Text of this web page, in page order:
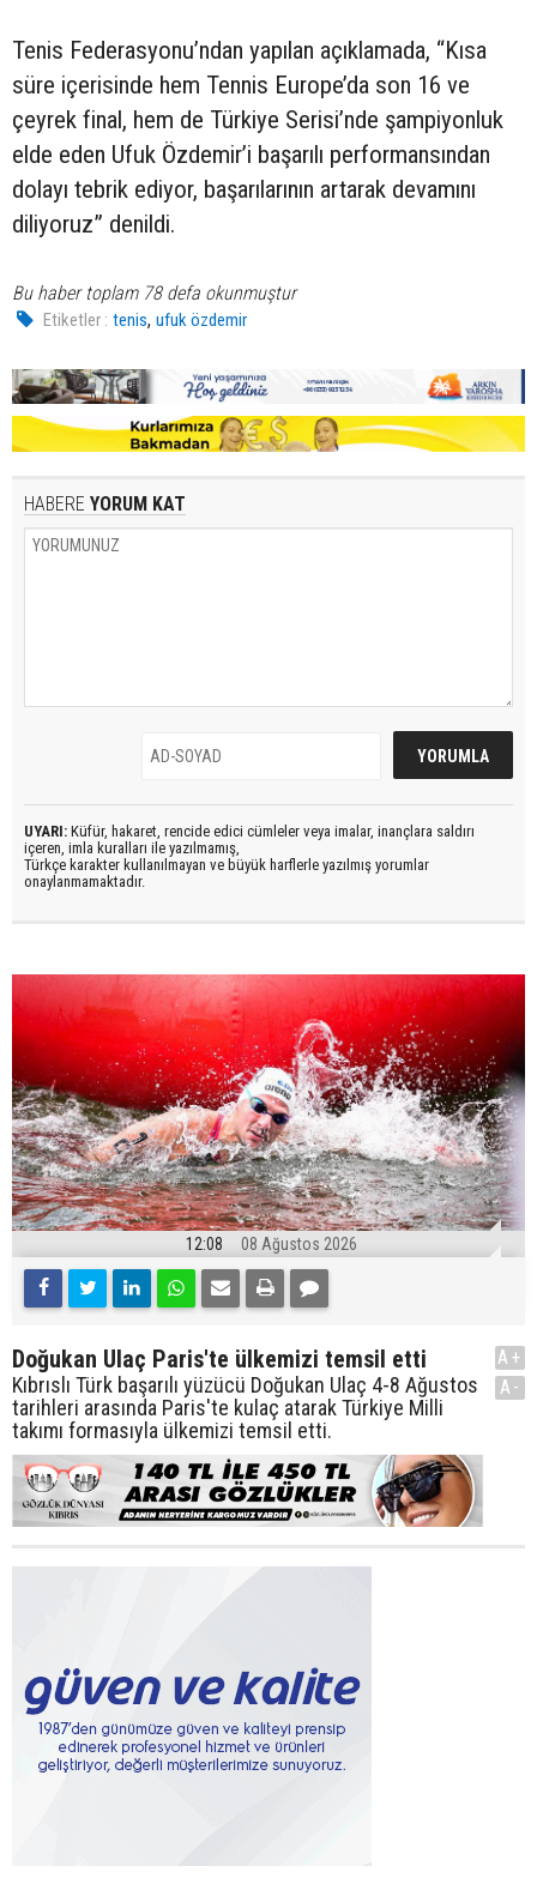
Tenis Federasyonu’ndan yapılan açıklamada, “Kısa
süre içerisinde hem Tennis Europe’da son 16 ve
çeyrek final, hem de Türkiye Serisi’nde şampiyonluk
elde eden Ufuk Özdemir’i başarılı performansından
dolayı tebrik ediyor, başarılarının artarak devamını
diliyoruz” denildi.
Bu haber toplam 78 defa okunmuştur
Etiketler : tenis,ufuk özdemir
HABERE YORUM KAT
UYARI: Küfür, hakaret, rencide edici cümleler veya imalar, inançlara saldırı
içeren, imla kuralları ile yazılmamış,
Türkçe karakter kullanılmayan ve büyük harflerle yazılmış yorumlar
onaylanmamaktadır.
12:08 08 Ağustos 2026
Doğukan Ulaç Paris'te ülkemizi temsil etti
Kıbrıslı Türk başarılı yüzücü Doğukan Ulaç 4-8 Ağustos
tarihleri arasında Paris'te kulaç atarak Türkiye Milli
takımı formasıyla ülkemizi temsil etti.
A+
A-